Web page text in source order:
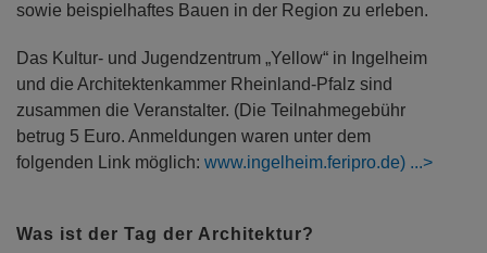
sowie beispielhaftes Bauen in der Region zu erleben.
Das Kultur- und Jugendzentrum „Yellow“ in Ingelheim
und die Architektenkammer Rheinland-Pfalz sind
zusammen die Veranstalter. (Die Teilnahmegebühr
betrug 5 Euro. Anmeldungen waren unter dem
folgenden Link möglich: www.ingelheim.feripro.de)
Was ist der Tag der Architektur?